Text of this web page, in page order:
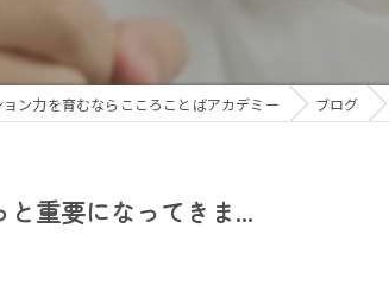
ン力を育むならこころことばアカデミー ブログ
重要になってきま...